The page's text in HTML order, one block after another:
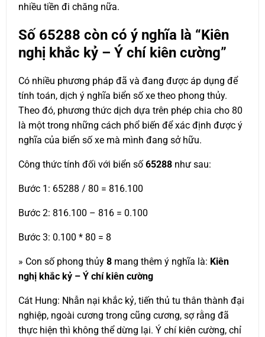
nhiều tiền đi chăng nữa.
Số 65288 còn có ý nghĩa là “Kiên
nghị khắc kỷ – Ý chí kiên cường”
Có nhiều phương pháp đã và đang được áp dụng để
tính toán, dịch ý nghĩa biển số xe theo phong thủy.
Theo đó, phương thức dịch dựa trên phép chia cho 80
là một trong những cách phổ biến để xác định được ý
nghĩa của biển số xe mà mình đang sở hữu.
Công thức tính đối với biển số65288 như sau:
Bước 1: 65288 / 80 = 816.100
Bước 2: 816.100 – 816 = 0.100
Bước 3: 0.100 * 80 = 8
» Con số phong thủy 8 mang thêm ý nghĩa là: Kiên
nghị khắc kỷ – Ý chí kiên cường
Cát Hung: Nhẫn nại khắc kỷ, tiến thủ tu thân thành đại
nghiệp, ngoài cương trong cũng cương, sợ rằng đã
thực hiện thì không thể dừng lại. Ý chí kiên cường, chỉ